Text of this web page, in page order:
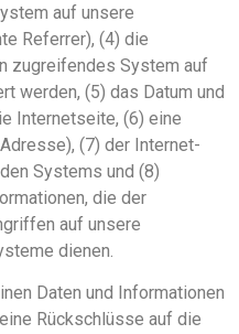
auf unsere
Referrer), (4) die
zugreifendes System auf
werden, (5) das Datum und
Internetseite, (6) eine
(7) der Internet-
Systems und (8)
die der
auf unsere
dienen.
Daten und Informationen
Rückschlüsse auf die